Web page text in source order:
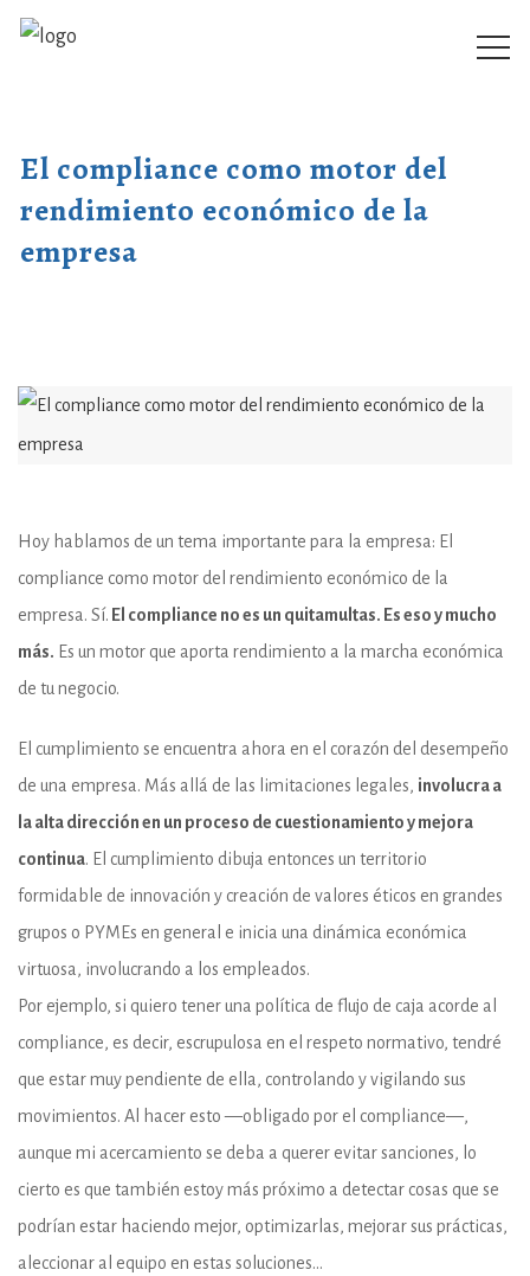
El compliance como motor del
rendimiento económico de la
empresa
Hoy hablamos de un tema importante para la empresa: El
compliance como motor del rendimiento económico de la
empresa. Sí. El compliance no es un quitamultas. Es eso y mucho
más. Es un motor que aporta rendimiento a la marcha económica
de tu negocio.
El cumplimiento se encuentra ahora en el corazón del desempeño
de una empresa. Más allá de las limitaciones legales, involucra a
la alta dirección en un proceso de cuestionamiento y mejora
continua. El cumplimiento dibuja entonces un territorio
formidable de innovación y creación de valores éticos en grandes
grupos o PYMEs en general e inicia una dinámica económica
virtuosa, involucrando a los empleados.
Por ejemplo, si quiero tener una política de flujo de caja acorde al
compliance, es decir, escrupulosa en el respeto normativo, tendré
que estar muy pendiente de ella, controlando y vigilando sus
movimientos. Al hacer esto —obligado por el compliance—,
aunque mi acercamiento se deba a querer evitar sanciones, lo
cierto es que también estoy más próximo a detectar cosas que se
podrían estar haciendo mejor, optimizarlas, mejorar sus prácticas,
aleccionar al equipo en estas soluciones…